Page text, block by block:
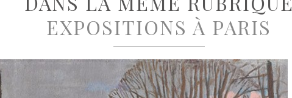
EXPOSITIONS À PARIS